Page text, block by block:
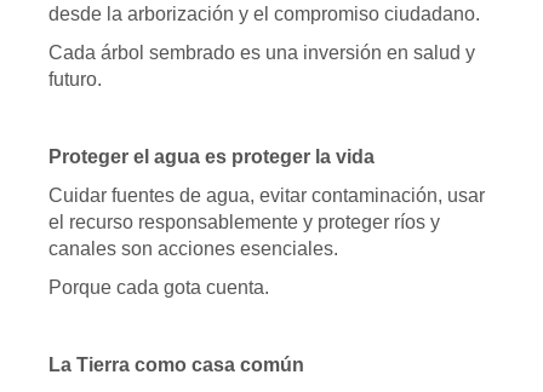
desde la arborización y el compromiso ciudadano.
Cada árbol sembrado es una inversión en salud y
futuro.
Proteger el agua es proteger la vida
Cuidar fuentes de agua, evitar contaminación, usar
el recurso responsablemente y proteger ríos y
canales son acciones esenciales.
Porque cada gota cuenta.
La Tierra como casa común